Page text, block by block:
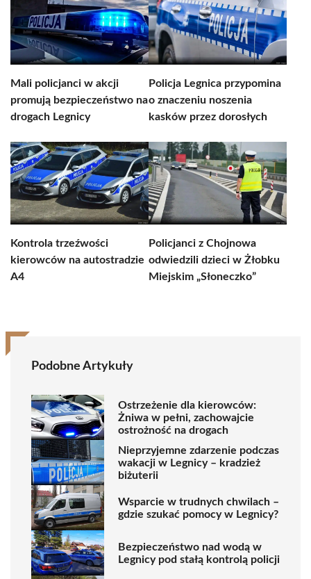
Mali policjanci w akcji
promują bezpieczeństwo na
drogach Legnicy
Policja Legnica przypomina
o znaczeniu noszenia
kasków przez dorosłych
Kontrola trzeźwości
kierowców na autostradzie
A4
Policjanci z Chojnowa
odwiedzili dzieci w Żłobku
Miejskim „Słoneczko”
Podobne Artykuły
Ostrzeżenie dla kierowców:
Żniwa w pełni, zachowajcie
ostrożność na drogach
Nieprzyjemne zdarzenie podczas
wakacji w Legnicy – kradzież
biżuterii
Wsparcie w trudnych chwilach –
gdzie szukać pomocy w Legnicy?
Bezpieczeństwo nad wodą w
Legnicy pod stałą kontrolą policji